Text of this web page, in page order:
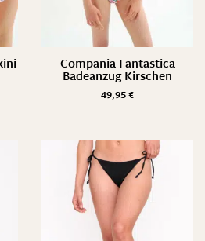
Compania Fantastica
Badeanzug Kirschen
49,95€